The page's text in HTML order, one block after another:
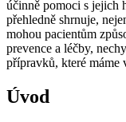
účinně pomoci s jejich
přehledně shrnuje,
mohou pacientům
prevence a léčby,
přípravků, které máme
Úvod